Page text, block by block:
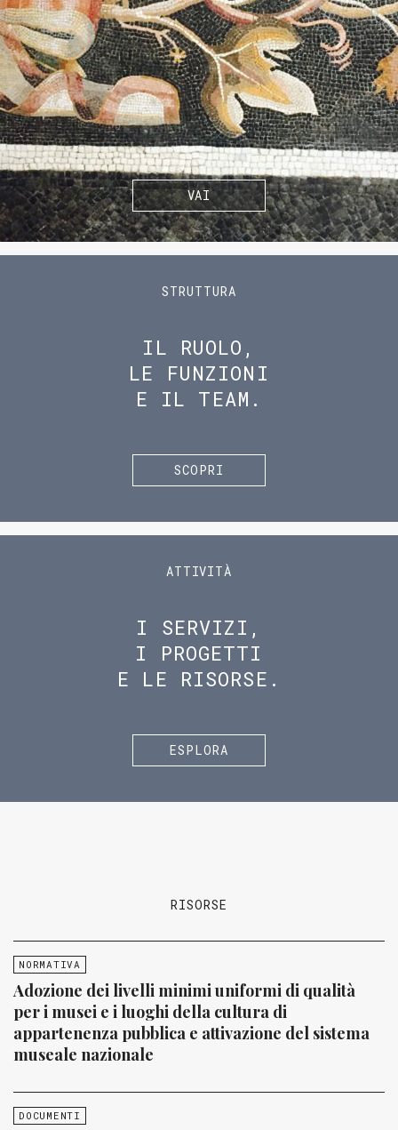
VAI
STRUTTURA
IL RUOLO,
LE FUNZIONI
E IL TEAM.
SCOPRI
ATTIVITÀ
I SERVIZI,
I PROGETTI
E LE RISORSE.
ESPLORA
RISORSE
NORMATIVA
Adozione dei livelli minimi uniformi di qualità
per i musei e i luoghi della cultura di
appartenenza pubblica e attivazione del sistema
museale nazionale
DOCUMENTI